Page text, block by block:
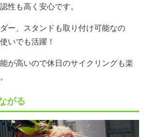
性も高く安心です。
ー、スタンドも取り付け可能なの
いでも活躍！
が高いので休日のサイクリングも楽
がる